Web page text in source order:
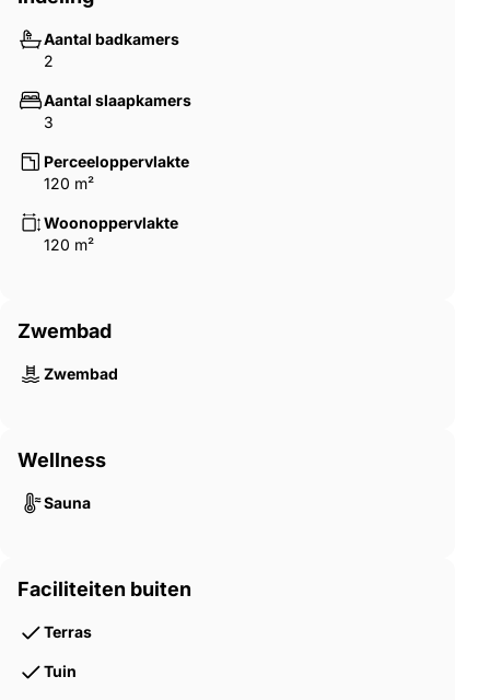
Aantal badkamers
2
Aantal slaapkamers
3
Perceeloppervlakte
120 m²
Woonoppervlakte
120 m²
Zwembad
Zwembad
Wellness
Sauna
Faciliteiten buiten
Terras
Tuin